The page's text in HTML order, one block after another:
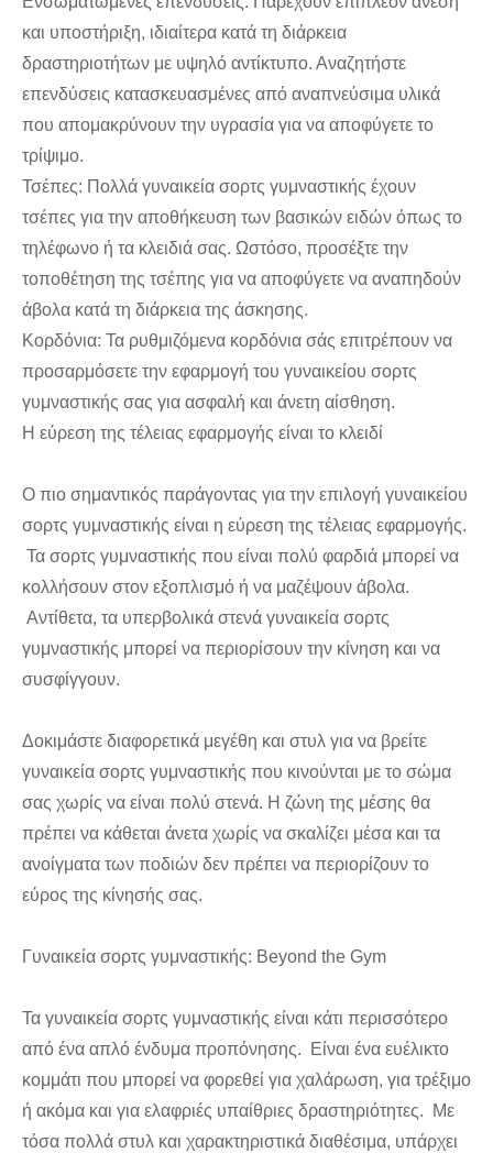
και υποστήριξη, ιδιαίτερα κατά τη διάρκεια
δραστηριοτήτων με υψηλό αντίκτυπο. Αναζητήστε
επενδύσεις κατασκευασμένες από αναπνεύσιμα υλικά
που απομακρύνουν την υγρασία για να αποφύγετε το
τρίψιμο.
Τσέπες: Πολλά γυναικεία σορτς γυμναστικής έχουν
τσέπες για την αποθήκευση των βασικών ειδών όπως το
τηλέφωνο ή τα κλειδιά σας. Ωστόσο, προσέξτε την
τοποθέτηση της τσέπης για να αποφύγετε να αναπηδούν
άβολα κατά τη διάρκεια της άσκησης.
Κορδόνια: Τα ρυθμιζόμενα κορδόνια σάς επιτρέπουν να
προσαρμόσετε την εφαρμογή του γυναικείου σορτς
γυμναστικής σας για ασφαλή και άνετη αίσθηση.
Η εύρεση της τέλειας εφαρμογής είναι το κλειδί
Ο πιο σημαντικός παράγοντας για την επιλογή γυναικείου
σορτς γυμναστικής είναι η εύρεση της τέλειας εφαρμογής.
Τα σορτς γυμναστικής που είναι πολύ φαρδιά μπορεί να
κολλήσουν στον εξοπλισμό ή να μαζέψουν άβολα.
Αντίθετα, τα υπερβολικά στενά γυναικεία σορτς
γυμναστικής μπορεί να περιορίσουν την κίνηση και να
συσφίγγουν.
Δοκιμάστε διαφορετικά μεγέθη και στυλ για να βρείτε
γυναικεία σορτς γυμναστικής που κινούνται με το σώμα
σας χωρίς να είναι πολύ στενά. Η ζώνη της μέσης θα
πρέπει να κάθεται άνετα χωρίς να σκαλίζει μέσα και τα
ανοίγματα των ποδιών δεν πρέπει να περιορίζουν το
εύρος της κίνησής σας.
Γυναικεία σορτς γυμναστικής: Beyond the Gym
Τα γυναικεία σορτς γυμναστικής είναι κάτι περισσότερο
από ένα απλό ένδυμα προπόνησης. Είναι ένα ευέλικτο
κομμάτι που μπορεί να φορεθεί για χαλάρωση, για τρέξιμο
ή ακόμα και για ελαφριές υπαίθριες δραστηριότητες. Με
τόσα πολλά στυλ και χαρακτηριστικά διαθέσιμα, υπάρχει